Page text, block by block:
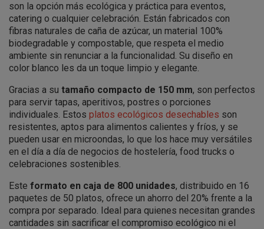
son la opción más ecológica y práctica para eventos,
catering o cualquier celebración. Están fabricados con
fibras naturales de caña de azúcar, un material 100%
biodegradable y compostable, que respeta el medio
ambiente sin renunciar a la funcionalidad. Su diseño en
color blanco les da un toque limpio y elegante.
Gracias a su tamaño compacto de 150 mm, son perfectos
para servir tapas, aperitivos, postres o porciones
individuales. Estos platos ecológicos desechables son
resistentes, aptos para alimentos calientes y fríos, y se
pueden usar en microondas, lo que los hace muy versátiles
en el día a día de negocios de hostelería, food trucks o
celebraciones sostenibles.
Este formato en caja de 800 unidades, distribuido en 16
paquetes de 50 platos, ofrece un ahorro del 20% frente a la
compra por separado. Ideal para quienes necesitan grandes
cantidades sin sacrificar el compromiso ecológico ni el